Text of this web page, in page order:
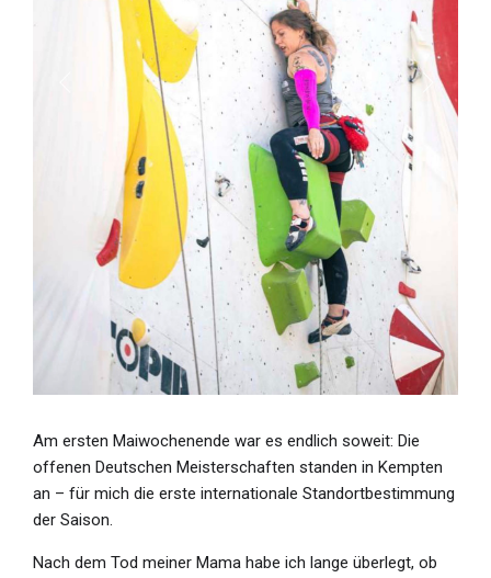
Am ersten Maiwochenende war es endlich soweit: Die
offenen Deutschen Meisterschaften standen in Kempten
an – für mich die erste internationale Standortbestimmung
der Saison.
Nach dem Tod meiner Mama habe ich lange überlegt, ob